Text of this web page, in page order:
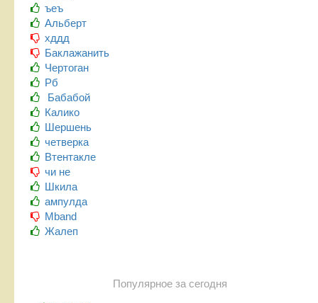
ъеъ
Альберт
хддд
Баклажанить
Чертоган
Рб
Бабабой
Калико
Шершень
четверка
Втентакле
чи не
Шкила
ампулда
Mband
Жалеп
Популярное за сегодня